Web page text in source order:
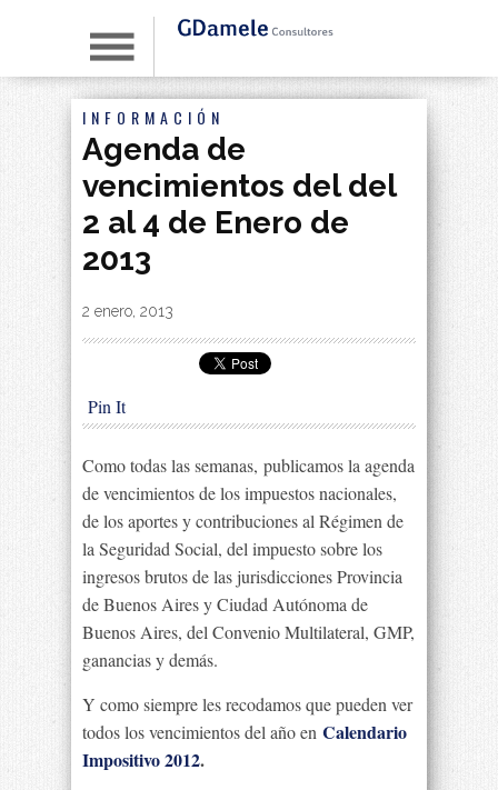
INFORMACIÓN
Agenda de
vencimientos del del
2 al 4 de Enero de
2013
By|
2 enero, 2013
Pin It
Como todas las semanas, publicamos la agenda
de vencimientos de los impuestos nacionales,
de los aportes y contribuciones al Régimen de
la Seguridad Social, del impuesto sobre los
ingresos brutos de las jurisdicciones Provincia
de Buenos Aires y Ciudad Autónoma de
Buenos Aires, del Convenio Multilateral, GMP,
ganancias y demás.
Y como siempre les recodamos que pueden ver
todos los vencimientos del año en Calendario
Impositivo 2012.